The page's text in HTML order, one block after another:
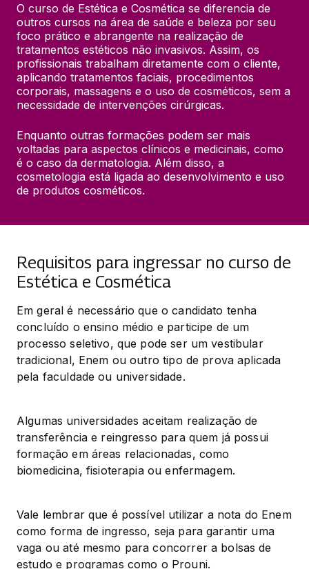
O curso de Estética e Cosmética se diferencia de
outros cursos na área de saúde e beleza por seu
foco prático e abrangente na realização de
tratamentos estéticos não invasivos. Assim, os
profissionais trabalham diretamente com o cliente,
aplicando tratamentos faciais, procedimentos
corporais, massagens e o uso de cosméticos, sem a
necessidade de intervenções cirúrgicas.
Enquanto outras formações podem ser mais
voltadas para aspectos clínicos e medicinais, como
é o caso da dermatologia. Além disso, a
cosmetologia está ligada ao desenvolvimento e uso
de produtos cosméticos.
Requisitos para ingressar no curso de
Estética e Cosmética
Em geral é necessário que o candidato tenha
concluído o ensino médio e participe de um
processo seletivo, que pode ser um vestibular
tradicional, Enem ou outro tipo de prova aplicada
pela faculdade ou universidade.
Algumas universidades aceitam realização de
transferência e reingresso para quem já possui
formação em áreas relacionadas, como
biomedicina, fisioterapia ou enfermagem.
Vale lembrar que é possível utilizar a nota do Enem
como forma de ingresso, seja para garantir uma
vaga ou até mesmo para concorrer a bolsas de
estudo e programas como o Prouni.